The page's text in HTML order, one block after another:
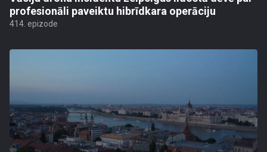
profesionāli paveiktu hibrīdkara operāciju
414. epizode